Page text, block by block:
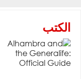
الكتب